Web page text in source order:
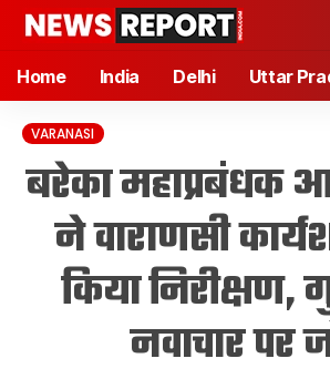
Home India Delhi Uttar
VARANASI
बरेका महाप्रबंधक
ने वाराणसी
किया निरीक्षण,
नवाचार पर